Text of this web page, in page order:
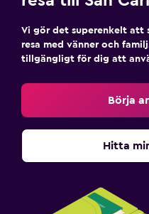
Vi gör det superenkelt att
resa med vänner och
tillgängligt för dig att
Börja
Hitta